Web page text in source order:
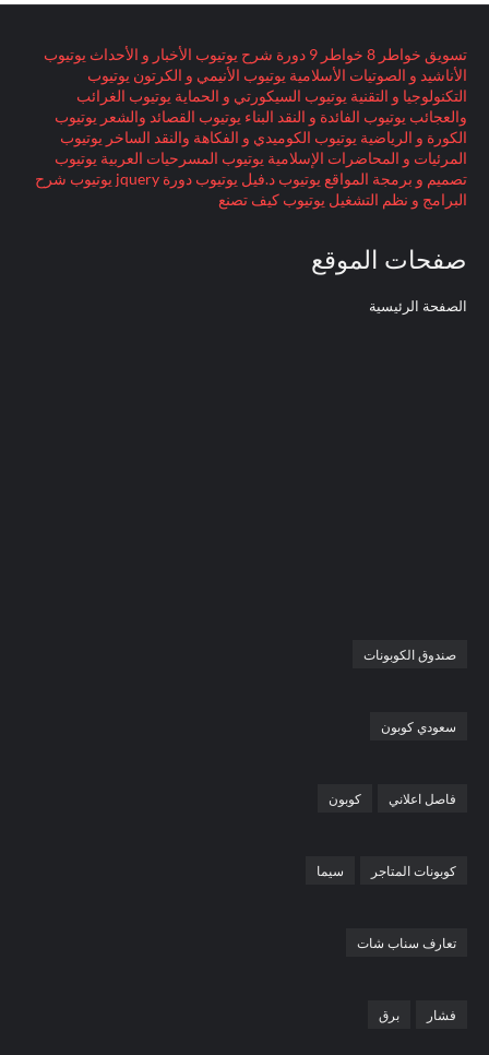
تسويق خواطر 8 خواطر 9 دورة شرح يوتيوب الأخبار و الأحداث يوتيوب
الأناشيد و الصوتيات الأسلامية يوتيوب الأنيمي و الكرتون يوتيوب
التكنولوجيا و التقنية يوتيوب السيكورتي و الحماية يوتيوب الغرائب
والعجائب يوتيوب الفائدة و النقد البناء يوتيوب القصائد والشعر يوتيوب
الكورة و الرياضية يوتيوب الكوميدي و الفكاهة والنقد الساخر يوتيوب
المرئيات و المحاضرات الإسلامية يوتيوب المسرحيات العربية يوتيوب
تصميم و برمجة المواقع يوتيوب د.فيل يوتيوب دورة jquery
يوتيوب شرح
البرامج و نظم التشغيل يوتيوب كيف تصنع
صفحات الموقع
الصفحة الرئيسية
صندوق الكوبونات
سعودي كوبون
فاصل اعلاني كوبون
كوبونات المتاجر سيما
تعارف سناب شات
فشار برق